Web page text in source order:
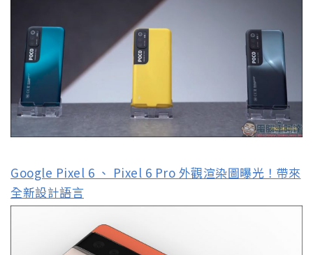
Google Pixel 6 、 Pixel 6 Pro 外觀渲染圖曝光！帶來
全新設計語言